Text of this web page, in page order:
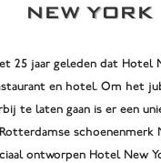
NEW YORK
25 jaar geleden dat Hotel
en hotel. Om het
te laten gaan is er een
schoenenmerk
ontworpen Hotel New